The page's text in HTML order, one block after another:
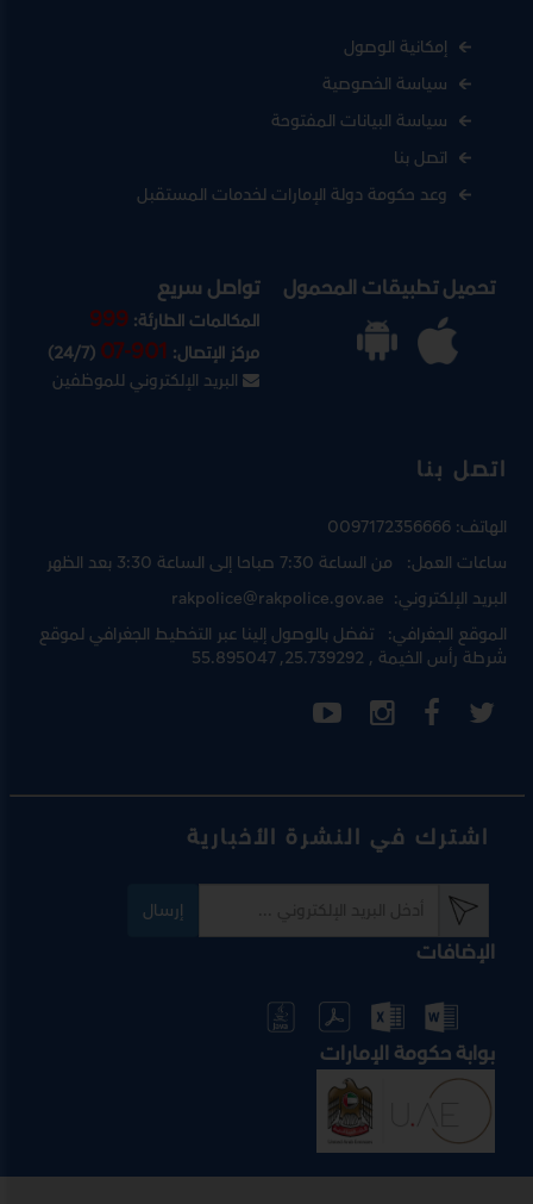
إمكانية الوصول
سياسة الخصوصية
سياسة البيانات المفتوحة
اتصل بنا
وعد حكومة دولة الإمارات لخدمات المستقبل
تحميل تطبيقات المحمول تواصل سريع
المكالمات الطارئة:999
مركز الإتصال:07-901
(24/7)
البريد الإلكتروني للموظفين
اتصل بنا
الهاتف:0097172356666
ساعات العمل: من الساعة 7:30 صباحا إلى الساعة 3:30 بعد الظهر
البريد الإلكتروني:rakpolice@rakpolice.gov.ae
الموقع الجغرافي: تفضل بالوصول إلينا عبرالتخطيط الجغرافي لموقع
شرطة رأس الخيمة, 25.739292, 55.895047
اشترك في النشرة الأخبارية
إرسال
الإضافات
بوابة حكومة الإمارات